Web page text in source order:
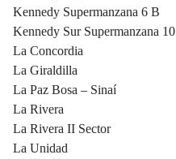
Kennedy Supermanzana 6 B
Kennedy Sur Supermanzana 10
La Concordia
La Giraldilla
La Paz Bosa – Sinaí
La Rivera
La Rivera II Sector
La Unidad